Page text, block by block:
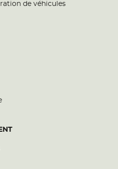
de véhicules